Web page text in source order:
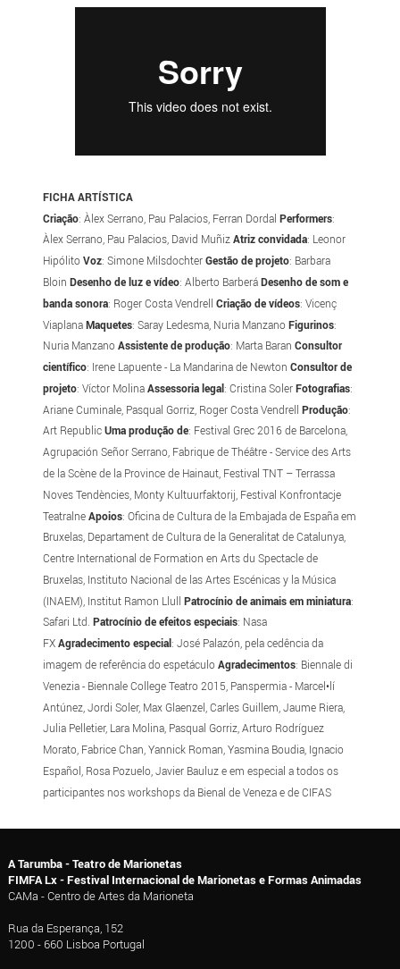
FICHA ARTÍSTICA
Criação: Àlex Serrano, Pau Palacios, Ferran DordalPerformers:
Àlex Serrano, Pau Palacios, David MuñizAtriz convidada: Leonor
HipólitoVoz: Simone MilsdochterGestão de projeto: Barbara
BloinDesenho de luz e vídeo: Alberto BarberáDesenho de som e
banda sonora: Roger Costa VendrellCriação de vídeos: Vicenç
ViaplanaMaquetes: Saray Ledesma, Nuria ManzanoFigurinos:
Nuria ManzanoAssistente de produção: Marta BaranConsultor
científico: Irene Lapuente - La Mandarina de NewtonConsultor de
projeto: Víctor MolinaAssessoria legal: Cristina SolerFotografias:
Ariane Cuminale, Pasqual Gorriz, Roger Costa VendrellProdução:
Art RepublicUma produção de: Festival Grec 2016 de Barcelona,
Agrupación Señor Serrano, Fabrique de Théâtre - Service des Arts
de la Scène de la Province de Hainaut, Festival TNT – Terrassa
Noves Tendències, Monty Kultuurfaktorij, Festival Konfrontacje
TeatralneApoios: Oficina de Cultura de la Embajada de España em
Bruxelas, Departament de Cultura de la Generalitat de Catalunya,
Centre International de Formation en Arts du Spectacle de
Bruxelas, Instituto Nacional de las Artes Escénicas y la Música
(INAEM), Institut Ramon LlullPatrocínio de animais em miniatura:
Safari Ltd.Patrocínio de efeitos especiais: Nasa
FXAgradecimento especial: José Palazón, pela cedência da
imagem de referência do espetáculoAgradecimentos: Biennale di
Venezia - Biennale College Teatro 2015, Panspermia - Marcel•lí
Antúnez, Jordi Soler, Max Glaenzel, Carles Guillem, Jaume Riera,
Julia Pelletier, Lara Molina, Pasqual Gorriz, Arturo Rodríguez
Morato, Fabrice Chan, Yannick Roman, Yasmina Boudia, Ignacio
Español, Rosa Pozuelo, Javier Bauluz e em especial a todos os
participantes nos workshops da Bienal de Veneza e de CIFAS
A Tarumba - Teatro de Marionetas
FIMFA Lx - Festival Internacional de Marionetas e Formas Animadas
CAMa - Centro de Artes da Marioneta
Rua da Esperança, 152
1200 - 660 Lisboa Portugal